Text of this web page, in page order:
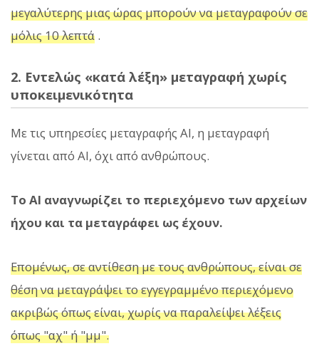
μεγαλύτερης μιας ώρας μπορούν να μεταγραφούν σε
μόλις 10 λεπτά .
2. Εντελώς «κατά λέξη» μεταγραφή χωρίς
υποκειμενικότητα
Με τις υπηρεσίες μεταγραφής AI, η μεταγραφή
γίνεται από AI, όχι από ανθρώπους.
Το AI αναγνωρίζει το περιεχόμενο των αρχείων
ήχου και τα μεταγράφει ως έχουν.
Επομένως, σε αντίθεση με τους ανθρώπους, είναι σε
θέση να μεταγράψει το εγγεγραμμένο περιεχόμενο
ακριβώς όπως είναι, χωρίς να παραλείψει λέξεις
όπως "αχ" ή "μμ".